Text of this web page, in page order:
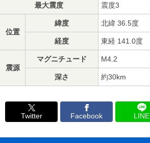
最大震度 震度3
位置
緯度 北緯 36.5度
経度 東経 141.0度
震源
マグニチュード M4.2
深さ 約30km
Twitter Facebook LINE